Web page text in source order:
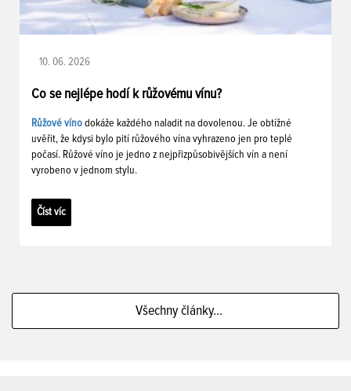
10. 06. 2026
Co se nejlépe hodí k růžovému vínu?
Růžové víno dokáže každého naladit na dovolenou. Je obtížné
uvěřit, že kdysi bylo pití růžového vína vyhrazeno jen pro teplé
počasí. Růžové víno je jedno z nejpřizpůsobivějších vín a není
vyrobeno v jednom stylu.
Číst víc
Všechny články...